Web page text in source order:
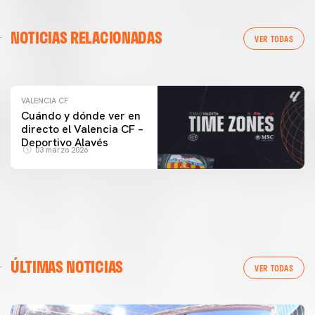
NOTICIAS RELACIONADAS VER TODAS
ENTRENAMIENTO DEL VALENCIA CF 04/03/26
VALENCIA CF
Cuándo y dónde ver en
directo el Valencia CF –
Deportivo Alavés
03 marzo 2026
ÚLTIMAS NOTICIAS VER TODAS